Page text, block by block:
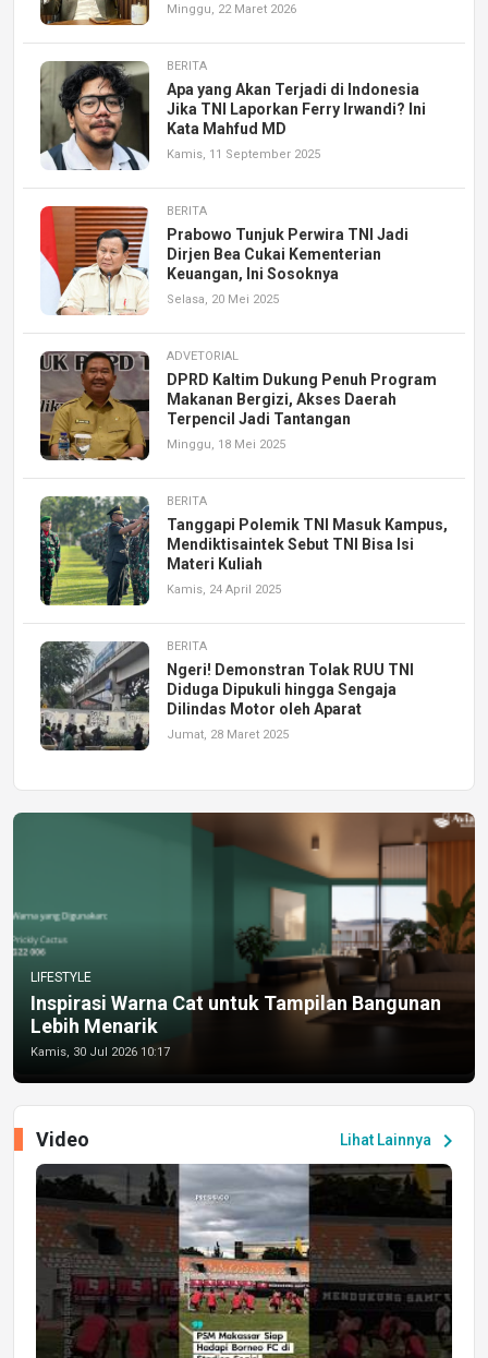
Minggu, 22 Maret 2026
BERITA
Apa yang Akan Terjadi di Indonesia
Jika TNI Laporkan Ferry Irwandi? Ini
Kata Mahfud MD
Kamis, 11 September 2025
BERITA
Prabowo Tunjuk Perwira TNI Jadi
Dirjen Bea Cukai Kementerian
Keuangan, Ini Sosoknya
Selasa, 20 Mei 2025
ADVETORIAL
DPRD Kaltim Dukung Penuh Program
Makanan Bergizi, Akses Daerah
Terpencil Jadi Tantangan
Minggu, 18 Mei 2025
BERITA
Tanggapi Polemik TNI Masuk Kampus,
Mendiktisaintek Sebut TNI Bisa Isi
Materi Kuliah
Kamis, 24 April 2025
BERITA
Ngeri! Demonstran Tolak RUU TNI
Diduga Dipukuli hingga Sengaja
Dilindas Motor oleh Aparat
Jumat, 28 Maret 2025
LIFESTYLE
Inspirasi Warna Cat untuk Tampilan Bangunan
Lebih Menarik
Kamis, 30 Jul 2026 10:17
Lihat Lainnya chevron_right
Video